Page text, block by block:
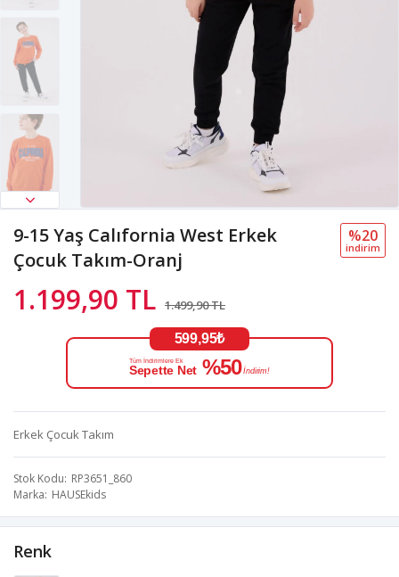
9-15 Yaş Calıfornia West Erkek
Çocuk Takım-Oranj
1.199,90 TL 1.499,90 TL
%20
i̇ndi̇ri̇m
599,95₺
Tüm İndirimlere Ek
Sepette Net %50 İndirim!
Erkek Çocuk Takım
Stok Kodu RP3651_860
Marka HAUSEkids
Renk